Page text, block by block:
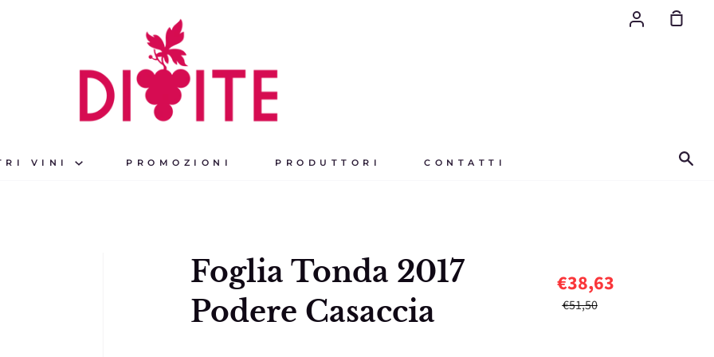
Account
Il
VINI PROMOZIONI PRODUTTORI CONTATTI
Foglia Tonda 2017
Podere Casaccia
€38,63
€51,50